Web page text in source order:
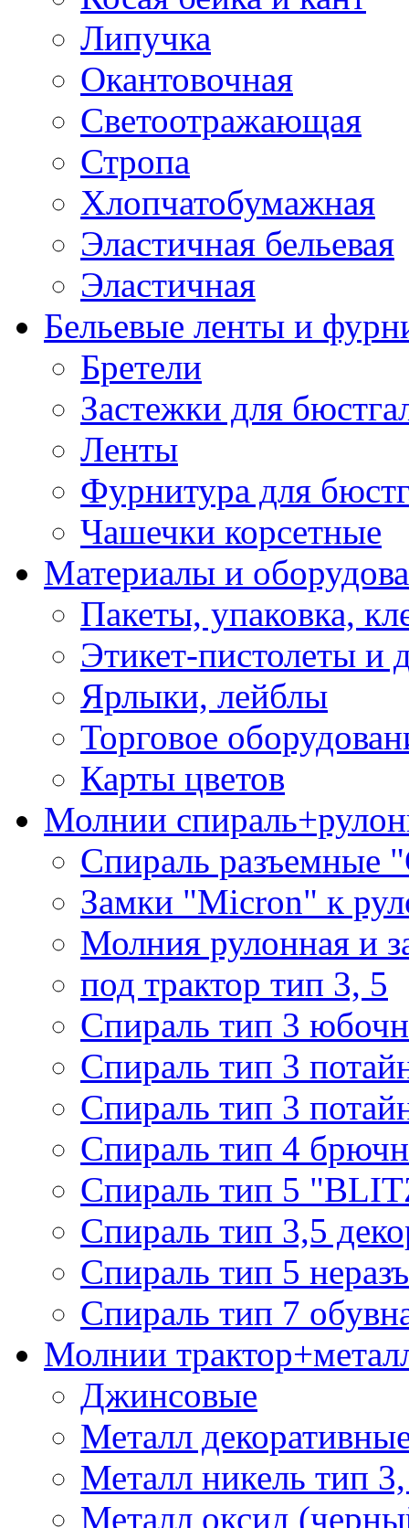
Липучка
Окантовочная
Светоотражающая
Стропа
Хлопчатобумажная
Эластичная бельевая
Эластичная
Бельевые ленты и
Бретели
Застежки для
Ленты
Фурнитура для
Чашечки корсетные
Материалы и
Пакеты, упаковка,
Этикет-пистолеты и
Ярлыки, лейблы
Торговое
Карты цветов
Молнии
Спираль разъемные
Замки "Micron" к
Молния рулонная и
под трактор тип 3, 5
Спираль тип 3
Спираль тип 3
Спираль тип 3
Спираль тип 4
Спираль тип 5
Спираль тип 3,5
Спираль тип 5
Спираль тип 7
Молнии
Джинсовые
Металл
Металл никель тип
Металл оксид